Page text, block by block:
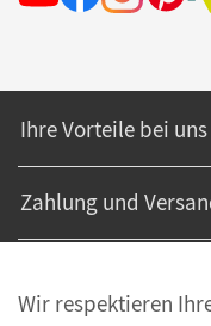
Ihre Vorteile bei uns
Zahlung und
Wir respektieren